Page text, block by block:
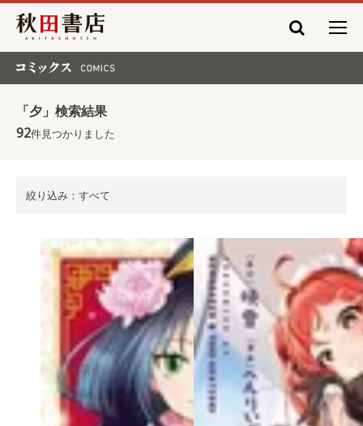
秋田書店
「夕」検索結果
92件見つかりました
絞り込み：すべて